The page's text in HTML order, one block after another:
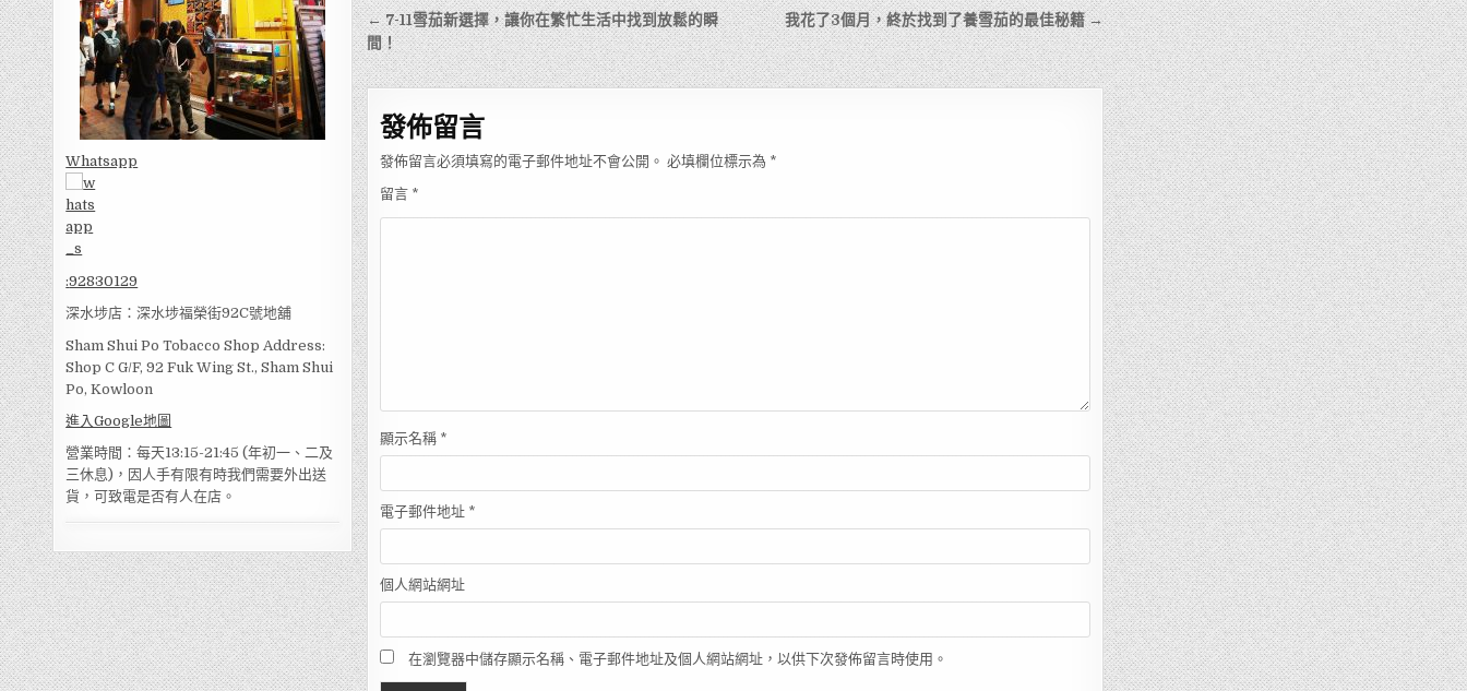
Whatsapp
:92830129
深水埗店：深水埗福榮街92C號地舖
Sham Shui Po Tobacco Shop Address:
Shop C G/F, 92 Fuk Wing St., Sham Shui
Po, Kowloon
進入Google地圖
營業時間：每天13:15-21:45 (年初一、二及
三休息)，因人手有限有時我們需要外出送
貨，可致電是否有人在店。
文
章
導
覽
我花了3個月，終於找到了養雪茄的最佳秘籍 →
← 7-11雪茄新選擇，讓你在繁忙生活中找到放鬆的瞬
間！
發佈留言
發佈留言必須填寫的電子郵件地址不會公開。 必填欄位標示為 *
留言 *
顯示名稱 *
電子郵件地址 *
個人網站網址
在瀏覽器中儲存顯示名稱、電子郵件地址及個人網站網址，以供下次發佈留言時使用。